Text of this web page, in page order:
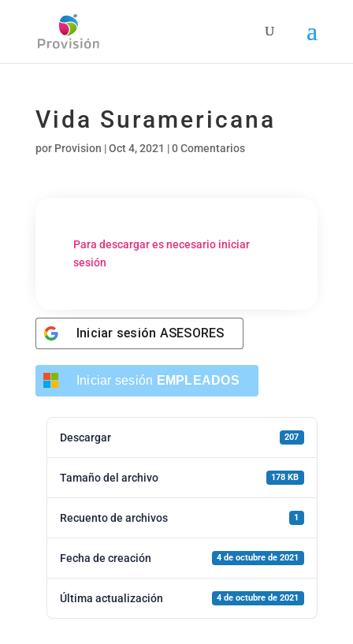
Vida Suramericana
por Provision |Oct 4, 2021 |0 Comentarios
Para descargar es necesario iniciar
sesión
Iniciar sesión ASESORES
Iniciar sesión EMPLEADOS
Descargar 207
Tamaño del archivo 178 KB
Recuento de archivos 1
Fecha de creación 4 de octubre de 2021
Última actualización 4 de octubre de 2021